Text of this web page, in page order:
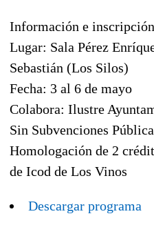
Información e
Lugar: Sala Pérez
Sebastián (Los Silos)
Fecha: 3 al 6 de mayo
Colabora: Ilustre
Sin Subvenciones
Homologación de 2
de Icod de Los Vinos
Descargar programa